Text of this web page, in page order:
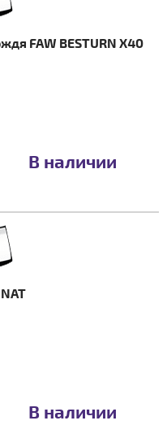
FAW BESTURN X40
В наличии
В наличии